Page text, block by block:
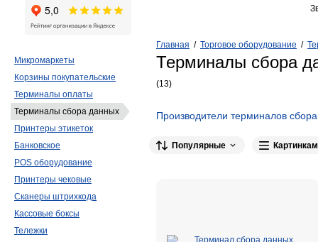
Главная / Торговое оборудование /
Терминалы сбора
(13)
Производители терминалов
Популярные
Микромаркеты
Корзины покупательские
Терминалы оплаты
Терминалы сбора данных
Принтеры этикеток
Банковское
POS оборудование
Принтеры чековые
Сканеры штрихкода
Кассовые боксы
Тележки